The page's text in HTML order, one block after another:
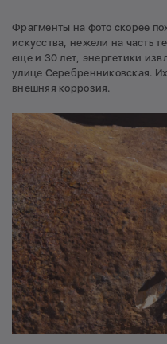
Фрагменты на фото скорее
искусства, нежели на часть
еще и 30 лет, энергетики
улице Серебренниковская.
внешняя коррозия.